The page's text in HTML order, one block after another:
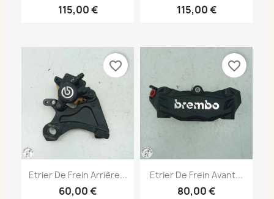
115,00 € 115,00 €
Etrier De Frein Arrière...
60,00 €
favorite_border
Etrier De Frein Avant...
80,00 €
favorite_border